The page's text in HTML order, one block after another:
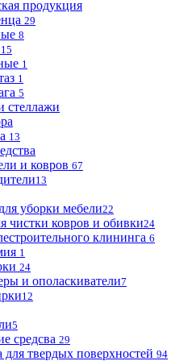
продукция
29
8
15
1
1
5
стеллажи
13
и ковров 67
13
уборки мебели22
чистки ковров и обивки24
клининга 6
1
24
и ополаскиватели7
12
5
средсва 29
твердых поверхностей 94